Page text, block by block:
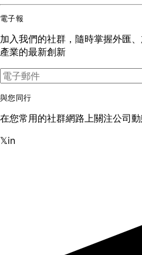
電子報
加入我們的社群，隨時掌握外匯
產業的最新創新
與您同行
在您常用的社群網路上關注公司
𝕏in